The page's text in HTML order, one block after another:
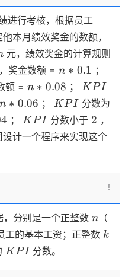
进行考核，根据员工
本月绩效奖金的数额，
元，绩效奖金的计算规则
，奖金数额 = n
n *
∗ 0.1
0.1 ；
额 = n
n *
∗ 0.08
0.08 ； KPI
KPI
n
n *
∗ 0.06
0.06 ； KPI
KPI分数为
； KPI
KPI分数小于 2
2 ，
计一个程序来实现这个
分别是一个正整数 n
n （
工的基本工资；正整数 k
k
KPI
KPI分数。